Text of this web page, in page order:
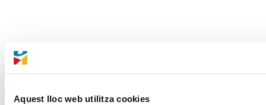
Aquest lloc web utilitza cookies